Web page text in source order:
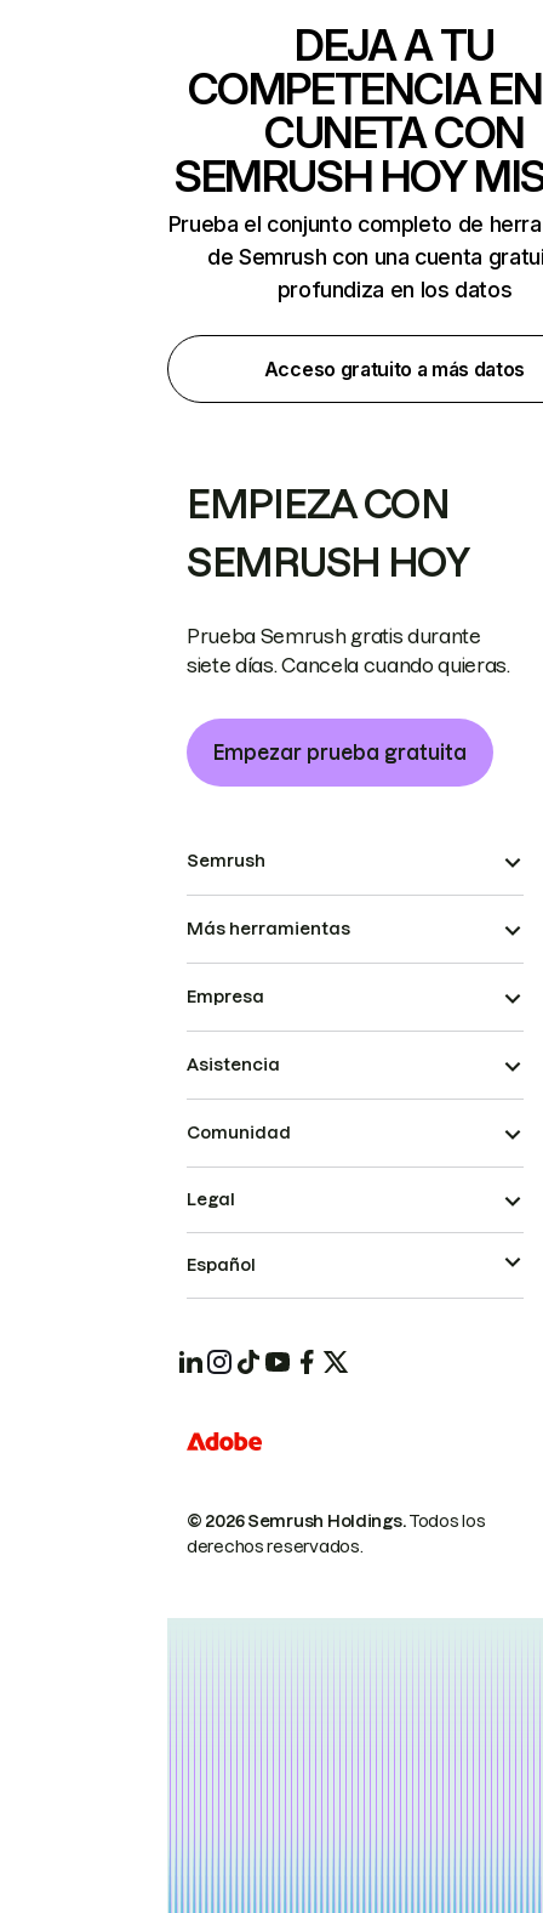
DEJA A TU
COMPETENCIA
CUNETA CON
SEMRUSH HOY
Prueba el conjunto completo de
de Semrush con una cuenta
profundiza en los datos
Acceso gratuito a más datos
EMPIEZA CON
SEMRUSH HOY
Prueba Semrush gratis durante
siete días. Cancela cuando quieras.
Empezar prueba gratuita
Semrush
Más herramientas
Empresa
Asistencia
Comunidad
© 2026 Semrush Holdings.Todos los
derechos reservados.
Legal
Español